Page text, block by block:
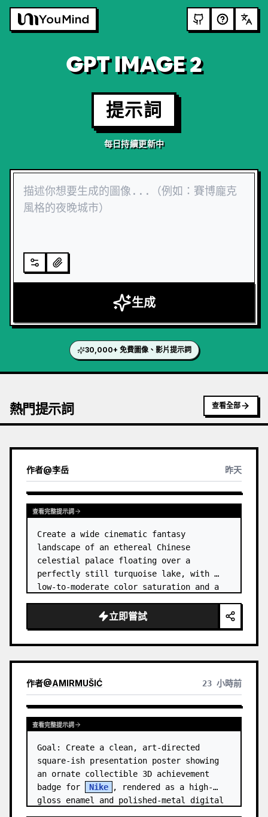
GPT IMAGE 2
提示詞
每日持續更新中
生成
30,000+ 免費圖像、影片提示詞
熱門提示詞 查看全部
作者@李岳 昨天
查看完整提示詞
Create a wide cinematic fantasy
landscape of an ethereal Chinese
celestial palace floating over a
perfectly still turquoise lake, with
low-to-moderate color saturation and a
composition on an enormous white jade
and pale a…
立即嘗試
作者@AMIRMUŠIĆ 23 小時前
查看完整提示詞
Goal: Create a clean, art-directed
square-ish presentation poster showing
an ornate collectible 3D achievement
badge for
Nike
, rendered as a high-
gloss enamel and polished-metal digital